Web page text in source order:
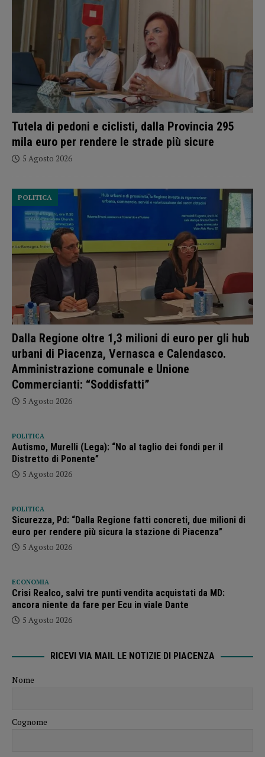
Tutela di pedoni e ciclisti, dalla Provincia 295
mila euro per rendere le strade più sicure
5 Agosto 2026
Dalla Regione oltre 1,3 milioni di euro per gli hub
urbani di Piacenza, Vernasca e Calendasco.
Amministrazione comunale e Unione
Commercianti: “Soddisfatti”
POLITICA
5 Agosto 2026
POLITICA
Autismo, Murelli (Lega): “No al taglio dei fondi per il
Distretto di Ponente”
5 Agosto 2026
POLITICA
Sicurezza, Pd: “Dalla Regione fatti concreti, due milioni di
euro per rendere più sicura la stazione di Piacenza”
5 Agosto 2026
ECONOMIA
Crisi Realco, salvi tre punti vendita acquistati da MD:
ancora niente da fare per Ecu in viale Dante
5 Agosto 2026
RICEVI VIA MAIL LE NOTIZIE DI PIACENZA
Nome
Cognome